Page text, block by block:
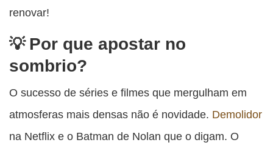
renovar!
Por que apostar no
sombrio?
O sucesso de séries e filmes que mergulham em
atmosferas mais densas não é novidade. Demolidor
na Netflix e o Batman de Nolan que o digam. O